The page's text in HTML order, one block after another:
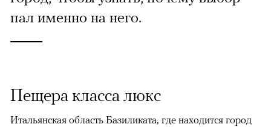
пал именно на него.
Пещера класса люкс
Итальянская область Базиликата, где находится город